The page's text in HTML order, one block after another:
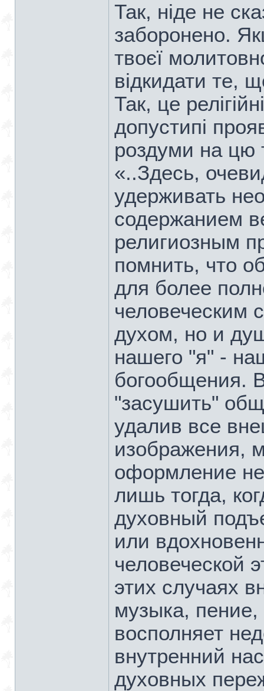
Так, ніде не
заборонено.
твоєї
відкидати те,
Так, це
допустипі
роздуми на цю
«..Здесь,
удерживать
содержанием
религиозным
помнить, что
для более
человеческим
духом, но и
нашего "я" -
богообщения.
"засушить"
удалив все
изображения,
оформление не
лишь тогда,
духовный
или
человеческой
этих случаях
музыка,
восполняет
внутренний
духовных